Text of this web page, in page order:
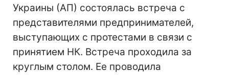
Украины (АП) состоялась встреча с
представителями предпринимателей,
выступающих с протестами в связи с
принятием НК. Встреча проходила за
круглым столом. Ее проводила